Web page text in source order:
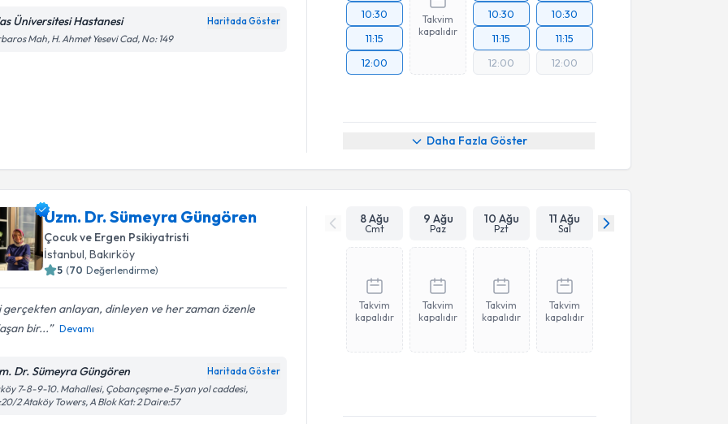
Üniversitesi Hastanesi Haritada Göster
Mah, H. Ahmet Yesevi Cad, No: 149
10:30
11:15
12:00
Takvim
kapalıdır
10:30
11:15
12:00
10:30
11:15
12:00
Daha Fazla Göster
Uzm. Dr. Sümeyra Güngören
Çocuk ve Ergen Psikiyatristi
İstanbul , Bakırköy
5 (70 Değerlendirme)
gerçekten anlayan, dinleyen ve her zaman özenle
bir...
Devamı
Dr. Sümeyra Güngören Haritada Göster
7-8-9-10. Mahallesi, Çobançeşme e-5 yan yol caddesi,
2 Ataköy Towers, A Blok Kat: 2 Daire:57
8 Ağu
Cmt
9 Ağu
Paz
10 Ağu
Pzt
11 Ağu
Sal
Takvim
kapalıdır
Takvim
kapalıdır
Takvim
kapalıdır
Takvim
kapalıdır